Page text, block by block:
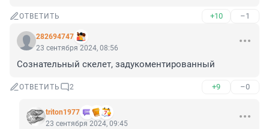
ОТВЕТИТЬ +10 –1
282694747
23 сентября 2024, 08:56
Сознательный скелет, задукоментированный
ОТВЕТИТЬ 2 +9 –0
triton1977
23 сентября 2024, 09:45